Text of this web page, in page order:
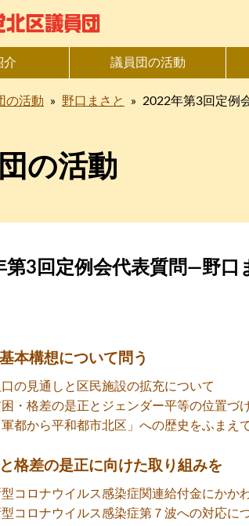
介 議員団の活動
の活動 » 野口まさと » 2022年第3回定例
の活動
第3回定例会代表質問―野口
本構想について問う
口の見通しと区民施設の拡充について
・格差の是正とジェンダー平等の位置づ
軍都から平和都市北区」への歴史をふまえ
格差の是正に向けた取り組みを
型コロナウイルス感染症関連給付金にかか
型コロナウイルス感染症第７波への対応に